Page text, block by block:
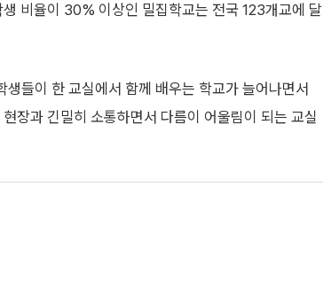
비율이 30% 이상인 밀집학교는 전국 123개교에 달
들이 한 교실에서 함께 배우는 학교가 늘어나면서
장과 긴밀히 소통하면서 다름이 어울림이 되는 교실